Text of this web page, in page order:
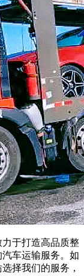
于打造高品质整
车运输服务。如
择我们的服务，